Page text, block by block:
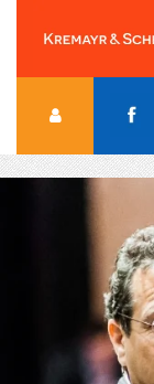
content